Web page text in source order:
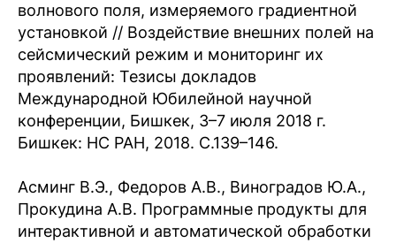
волнового поля, измеряемого градиентной
установкой // Воздействие внешних полей на
сейсмический режим и мониторинг их
проявлений: Тезисы докладов
Международной Юбилейной научной
конференции, Бишкек, 3–7 июля 2018 г.
Бишкек: НС РАН, 2018. С.139–146.
Асминг В.Э., Федоров А.В., Виноградов Ю.А.,
Прокудина А.В. Программные продукты для
интерактивной и автоматической обработки